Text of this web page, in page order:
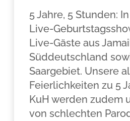
5 Jahre, 5 Stunden:
Live-
Live-Gäste aus
Süddeutschland
Saargebiet. Unsere
Feierlichkeiten zu 5
KuH werden zudem
von schlechten